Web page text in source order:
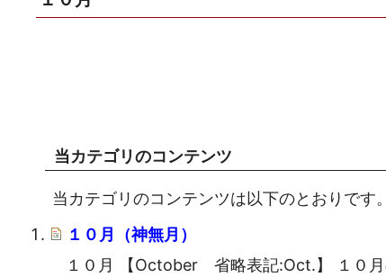
当カテゴリのコンテンツ
当カテゴリのコンテンツは以下のとおりです
１０月（神無月）
１０月 【October 省略表記:Oct.】 １０月